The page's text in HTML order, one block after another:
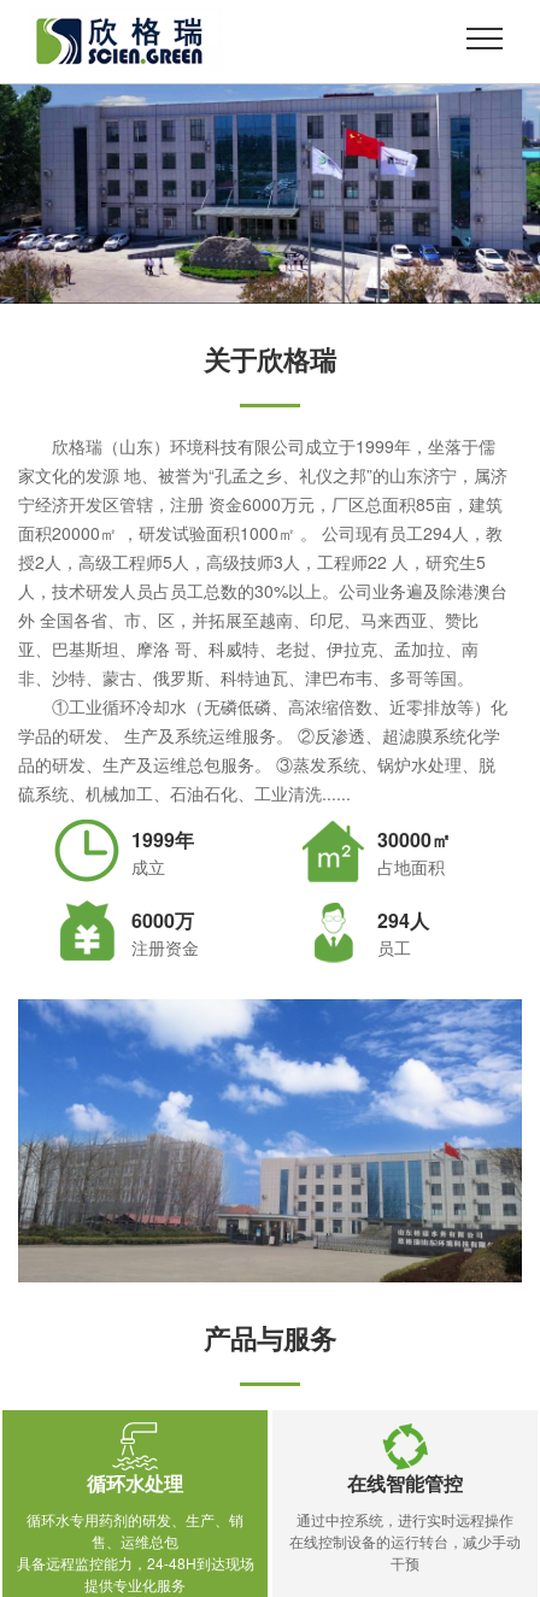
关于欣格瑞
欣格瑞（山东）环境科技有限公司成立于1999年，坐落于儒
家文化的发源 地、被誉为“孔孟之乡、礼仪之邦”的山东济宁，属济
宁经济开发区管辖，注册 资金6000万元，厂区总面积85亩，建筑
面积20000㎡ ，研发试验面积1000㎡ 。 公司现有员工294人，教
授2人，高级工程师5人，高级技师3人，工程师22 人，研究生5
人，技术研发人员占员工总数的30%以上。公司业务遍及除港澳台
外 全国各省、市、区，并拓展至越南、印尼、马来西亚、赞比
亚、巴基斯坦、摩洛 哥、科威特、老挝、伊拉克、孟加拉、南
非、沙特、蒙古、俄罗斯、科特迪瓦、津巴布韦、多哥等国。
①工业循环冷却水（无磷低磷、高浓缩倍数、近零排放等）化
学品的研发、 生产及系统运维服务。 ②反渗透、超滤膜系统化学
品的研发、生产及运维总包服务。 ③蒸发系统、锅炉水处理、脱
硫系统、机械加工、石油石化、工业清洗......
1999年
成立
30000㎡
占地面积
6000万
注册资金
294人
员工
产品与服务
循环水处理
循环水专用药剂的研发、生产、销
售、运维总包
具备远程监控能力，24-48H到达现场
提供专业化服务
在线智能管控
通过中控系统，进行实时远程操作
在线控制设备的运行转台，减少手动
干预